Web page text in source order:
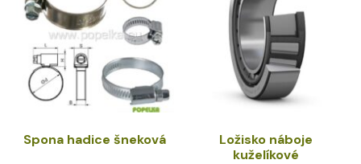
Spona hadice šneková
Ložisko náboje
kuželíkové